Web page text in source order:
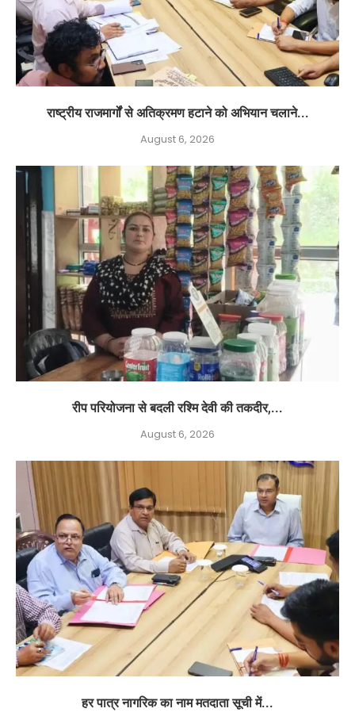
राष्ट्रीय राजमार्गों से अतिक्रमण हटाने को अभियान चलाने...
August 6, 2026
रीप परियोजना से बदली रश्मि देवी की तकदीर,...
August 6, 2026
हर पात्र नागरिक का नाम मतदाता सूची में...